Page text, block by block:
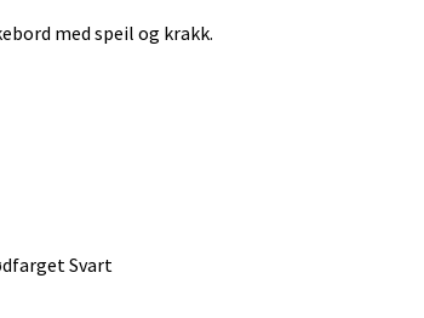
med speil og krakk.
Svart